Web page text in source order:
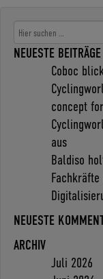
NEUESTE BEITRÄGE
Coboc
concept
aus
Baldiso
NEUESTE
ARCHIV
Juli 2026